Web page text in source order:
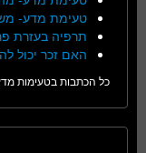
טעימת מדע-
תרפיה בעזרת
האם זכר יכול
כל הכתבות בטעימות